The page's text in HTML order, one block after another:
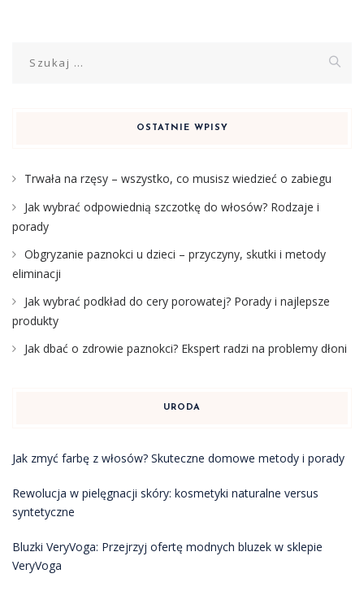
OSTATNIE WPISY
Trwała na rzęsy – wszystko, co musisz wiedzieć o zabiegu
Jak wybrać odpowiednią szczotkę do włosów? Rodzaje i
porady
Obgryzanie paznokci u dzieci – przyczyny, skutki i metody
eliminacji
Jak wybrać podkład do cery porowatej? Porady i najlepsze
produkty
Jak dbać o zdrowie paznokci? Ekspert radzi na problemy dłoni
URODA
Jak zmyć farbę z włosów? Skuteczne domowe metody i porady
Rewolucja w pielęgnacji skóry: kosmetyki naturalne versus
syntetyczne
Bluzki VeryVoga: Przejrzyj ofertę modnych bluzek w sklepie
VeryVoga